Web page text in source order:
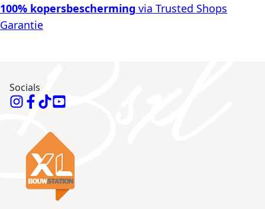
100% kopersbescherming via Trusted Shops
Garantie
Socials